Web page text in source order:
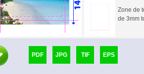
Zone de
de 3mm
PDF JPG TIF EPS